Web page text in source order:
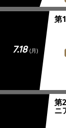
7.18 (月)
第
第
ニ